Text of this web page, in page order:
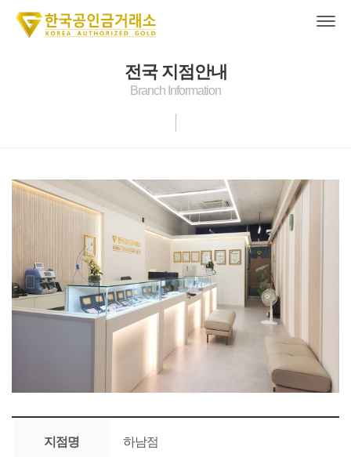
전국 지점안내
Branch Information
지점명 하남점